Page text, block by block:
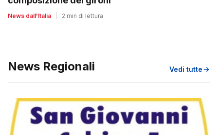
News dall'Italia 2 min di lettura
News Regionali Vedi tutte